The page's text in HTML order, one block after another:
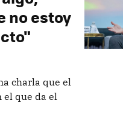
no estoy
charla que el
el que da el